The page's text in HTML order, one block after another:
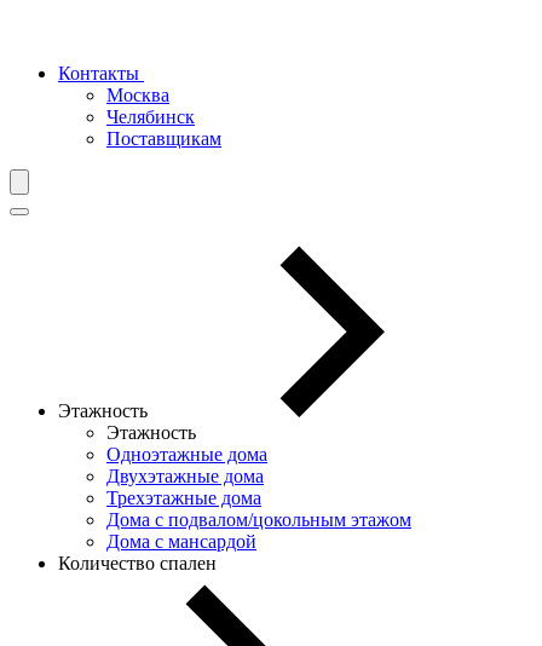
Контакты
Москва
Челябинск
Поставщикам
Этажность
Этажность
Одноэтажные дома
Двухэтажные дома
Трехэтажные дома
Дома с подвалом/цокольным этажом
Дома с мансардой
Количество спален